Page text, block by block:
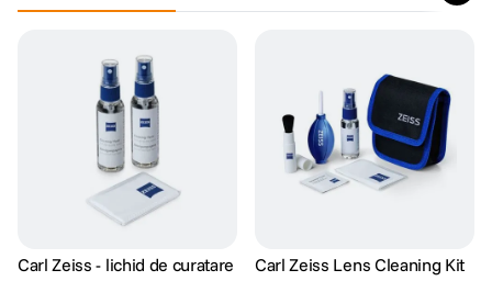
Carl Zeiss - lichid de curatare Carl Zeiss Lens Cleaning Kit